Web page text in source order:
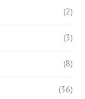
(2)
(3)
(8)
(36)